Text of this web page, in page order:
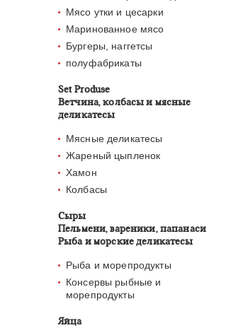
Мясо утки и цесарки
Маринованное мясо
Бургеры, наггетсы
полуфабрикаты
Set Produse
Ветчина, колбасы и мясные
деликатесы
Мясные деликатесы
Жареный цыпленок
Хамон
Колбасы
Сыры
Пельмени, вареники, папанаси
Рыба и морские деликатесы
Рыба и морепродукты
Консервы рыбные и
морепродукты
Яйца